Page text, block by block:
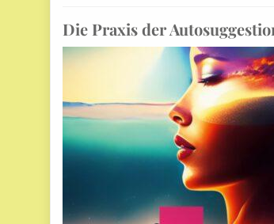
Die Praxis der